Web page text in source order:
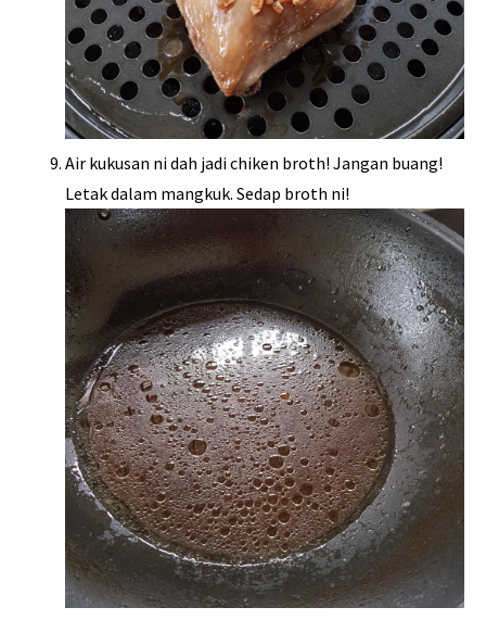
Air kukusan ni dah jadi chiken broth! Jangan buang!
Letak dalam mangkuk. Sedap broth ni!